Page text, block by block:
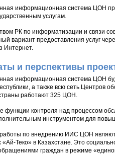
информационная система ЦОН
услугам.
РК по информатизации и связи
вариант предоставления услуг
Интернет.
и перспективы
информационная система ЦОН
а также всю сеть Центров
работают 325 ЦОН.
функции контроля над процессом
инструментом для
по внедрению ИИС ЦОН
Теко» в Казахстане. Это
граждан в режиме